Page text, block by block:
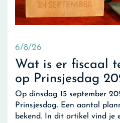
6/8/26
Wat is er fiscaal
op Prinsjesdag
Op dinsdag 15 september
Prinsjesdag. Een aantal
bekend. In dit artikel vind je